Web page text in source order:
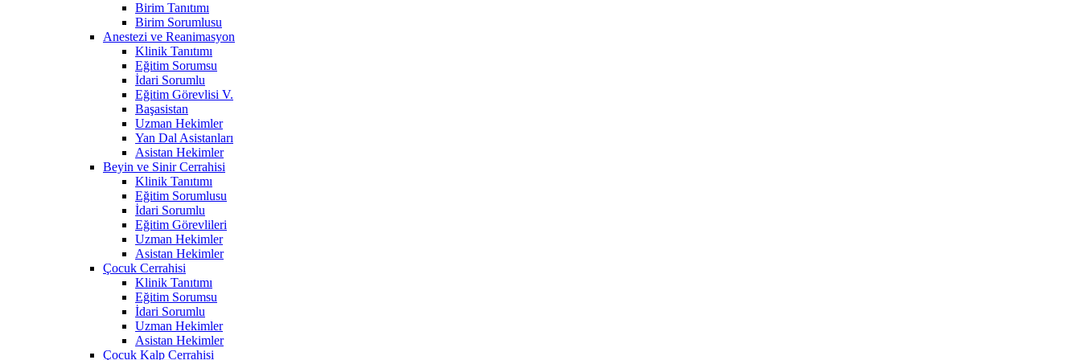
Birim Tanıtımı
Birim Sorumlusu
Anestezi ve Reanimasyon
Klinik Tanıtımı
Eğitim Sorumsu
İdari Sorumlu
Eğitim Görevlisi V.
Başasistan
Uzman Hekimler
Yan Dal Asistanları
Asistan Hekimler
Beyin ve Sinir Cerrahisi
Klinik Tanıtımı
Eğitim Sorumlusu
İdari Sorumlu
Eğitim Görevlileri
Uzman Hekimler
Asistan Hekimler
Çocuk Cerrahisi
Klinik Tanıtımı
Eğitim Sorumsu
İdari Sorumlu
Uzman Hekimler
Asistan Hekimler
Çocuk Kalp Cerrahisi